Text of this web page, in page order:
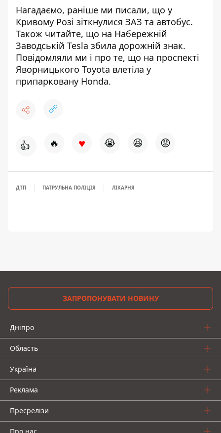
Нагадаємо, раніше ми писали, що у
Кривому Розі зіткнулися ЗАЗ та автобус.
Також читайте, що на Набережній
Заводській Tesla збила дорожній знак.
Повідомляли ми і про те, що на проспекті
Яворницького Toyota влетіла у
припарковану Honda.
👍 🔥 ♥ 😭 😆 😡
ДТП ПАТРУЛЬНА ПОЛІЦІЯ ЛІКАРНЯ
ЗАПРОПОНУВАТИ НОВИНУ
Дніпро
Область
Україна
Реклама
Пресрелізи